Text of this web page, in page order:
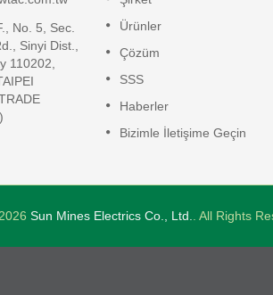
No. 5, Sec.
Sinyi Dist.,
110202,
Ürünler
Çözüm
SSS
Haberler
Bizimle İletişime Geçin
ile çalışır ve 50 dB(A) altında çok
düşük çalışma gürültüsü ile
performans gösterir.
Devamını oku
Sun Mines Electrics Co., Ltd.. All Rights